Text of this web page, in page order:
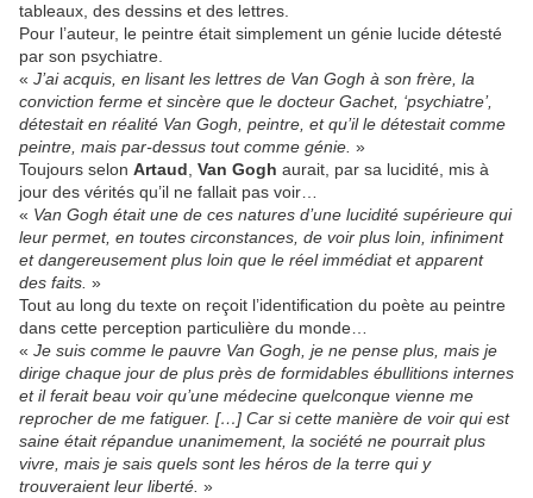
tableaux, des dessins et des lettres.
Pour l’auteur, le peintre était simplement un génie lucide détesté
par son psychiatre.
« J’ai acquis, en lisant les lettres de Van Gogh à son frère, la
conviction ferme et sincère que le docteur Gachet, ‘psychiatre’,
détestait en réalité Van Gogh, peintre, et qu’il le détestait comme
peintre, mais par-dessus tout comme génie. »
Toujours selon Artaud Van Gogh aurait, par sa lucidité, mis à
jour des vérités qu’il ne fallait pas voir…
« Van Gogh était une de ces natures d’une lucidité supérieure qui
leur permet, en toutes circonstances, de voir plus loin, infiniment
et dangereusement plus loin que le réel immédiat et apparent
des faits. »
Tout au long du texte on reçoit l’identification du poète au peintre
dans cette perception particulière du monde…
« Je suis comme le pauvre Van Gogh, je ne pense plus, mais je
dirige chaque jour de plus près de formidables ébullitions internes
et il ferait beau voir qu’une médecine quelconque vienne me
reprocher de me fatiguer. […] Car si cette manière de voir qui est
saine était répandue unanimement, la société ne pourrait plus
vivre, mais je sais quels sont les héros de la terre qui y
trouveraient leur liberté. »